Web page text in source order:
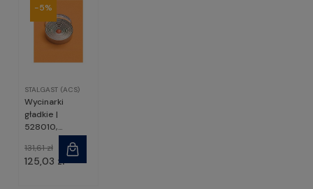
STALGAST (ACS)
Wycinarki
gładkie |
528010,
125,03 zł
131,61 zł
-5%